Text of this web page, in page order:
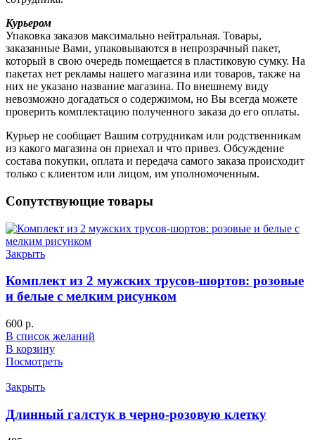
Курьером
Упаковка заказов максимально нейтральная. Товары,
заказанные Вами, упаковываются в непрозрачный пакет,
который в свою очередь помещается в пластиковую сумку. На
пакетах нет рекламы нашего магазина или товаров, также на
них не указано название магазина. По внешнему виду
невозможно догадаться о содержимом, но Вы всегда можете
проверить комплектацию полученного заказа до его оплаты.
Курьер не сообщает Вашим сотрудникам или родственникам
из какого магазина он приехал и что привез. Обсуждение
состава покупки, оплата и передача самого заказа происходит
только с клиентом или лицом, им уполномоченным.
Сопутствующие товары
Закрыть
Комплект из 2 мужских трусов-шортов: розовые
и белые с мелким рисунком
600 р.
В список желаний
В корзину
Посмотреть
Закрыть
Длинный галстук в черно-розовую клетку